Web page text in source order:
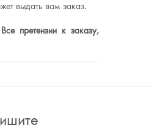
выдать вам заказ.
претензии к заказу,